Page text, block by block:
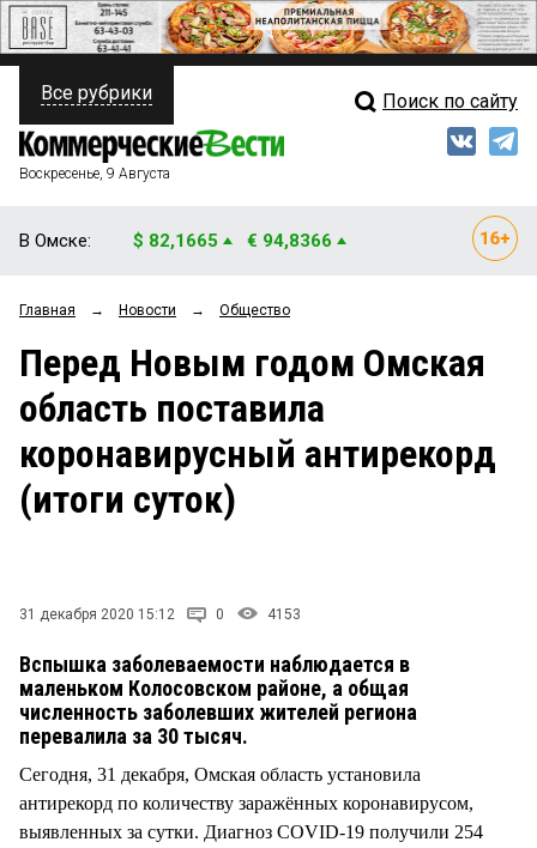
ПОЛИТИКА
ФИНАНСЫ
ОБЩЕСТВО
ЗАКОН
Свежий выпуск
Рейтинги
Блоги
Архив
Все рубрики Поиск по сайту
Воскресенье, 9 Августа
В Омске: $ 82,1665 € 94,8366
Главная → Новости → Общество
Перед Новым годом Омская
область поставила
коронавирусный антирекорд
(итоги суток)
31 декабря 2020 15:12 0 4153
Вспышка заболеваемости наблюдается в
маленьком Колосовском районе, а общая
численность заболевших жителей региона
перевалила за 30 тысяч.
Сегодня, 31 декабря, Омская область установила
антирекорд по количеству заражённых коронавирусом,
выявленных за сутки. Диагноз COVID-19 получили 254